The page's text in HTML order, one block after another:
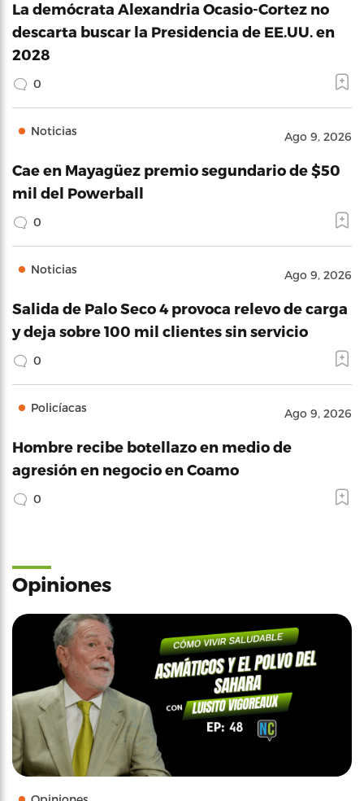
La demócrata Alexandria Ocasio-Cortez no
descarta buscar la Presidencia de EE.UU. en
2028
0
Noticias Ago 9, 2026
Cae en Mayagüez premio segundario de $50
mil del Powerball
0
Noticias Ago 9, 2026
Salida de Palo Seco 4 provoca relevo de carga
y deja sobre 100 mil clientes sin servicio
0
Policíacas Ago 9, 2026
Hombre recibe botellazo en medio de
agresión en negocio en Coamo
0
Opiniones